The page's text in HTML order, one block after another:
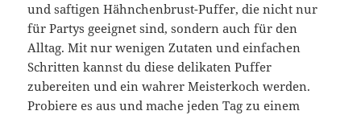
und saftigen Hähnchenbrust-Puffer, die nicht nur
für Partys geeignet sind, sondern auch für den
Alltag. Mit nur wenigen Zutaten und einfachen
Schritten kannst du diese delikaten Puffer
zubereiten und ein wahrer Meisterkoch werden.
Probiere es aus und mache jeden Tag zu einem